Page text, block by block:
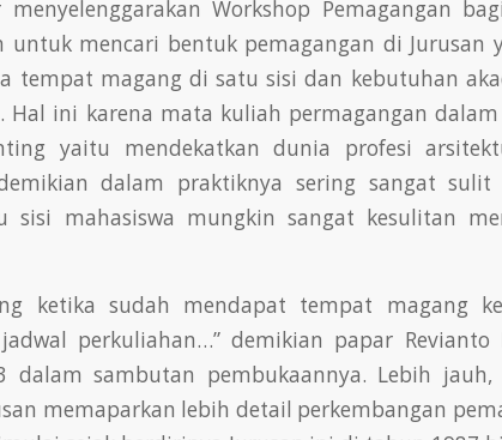
Workshop Pemagangan
mencari bentuk pemagangan di Jurusan
tempat magang di satu sisi dan kebutuhan
Hal ini karena mata kuliah permagangan
yaitu mendekatkan dunia profesi
dalam praktiknya sering sangat sulit
sisi mahasiswa mungkin sangat kesulitan
ketika sudah mendapat tempat magang
perkuliahan…” demikian papar Revianto
dalam sambutan pembukaannya. Lebih jauh,
memaparkan lebih detail perkembangan